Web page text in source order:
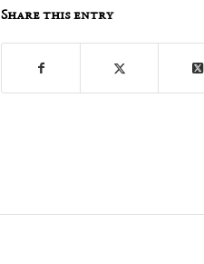
Share this entry